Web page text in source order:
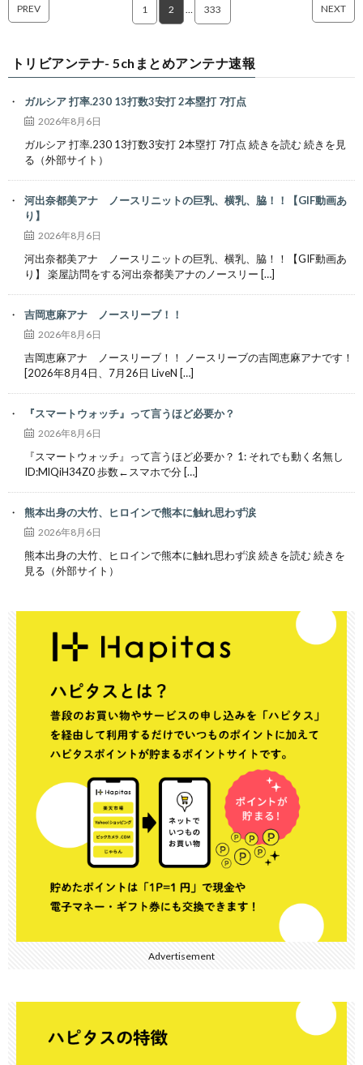
PREV 1 2 333 NEXT
トリビアンテナ- 5chまとめアンテナ速報
ガルシア 打率.230 13打数3安打 2本塁打 7打点
2026年8月6日
ガルシア 打率.230 13打数3安打 2本塁打 7打点 続きを読む 続きを見
る（外部サイト）
河出奈都美アナ ノースリニットの巨乳、横乳、脇！！【GIF動画あ
り】
2026年8月6日
河出奈都美アナ ノースリニットの巨乳、横乳、脇！！【GIF動画あ
り】 楽屋訪問をする河出奈都美アナのノースリー […]
吉岡恵麻アナ ノースリーブ！！
2026年8月6日
吉岡恵麻アナ ノースリーブ！！ ノースリーブの吉岡恵麻アナです！
[2026年8月4日、7月26日 LiveN […]
『スマートウォッチ』って言うほど必要か？
2026年8月6日
『スマートウォッチ』って言うほど必要か？ 1: それでも動く名無し
ID:MlQiH34Z0 歩数←スマホで分 […]
熊本出身の大竹、ヒロインで熊本に触れ思わず涙
2026年8月6日
熊本出身の大竹、ヒロインで熊本に触れ思わず涙 続きを読む 続きを
見る（外部サイト）
Advertisement